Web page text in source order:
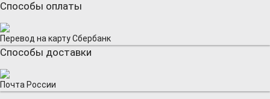
Способы оплаты
Перевод на карту Сбербанк
Способы доставки
Почта России